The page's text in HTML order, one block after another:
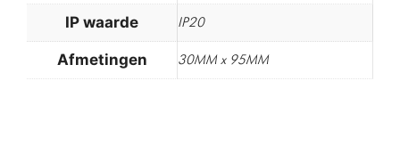
IP waarde IP20
Afmetingen 30MM x 95MM